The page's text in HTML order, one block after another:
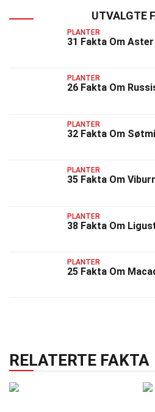
UTVALGTE
PLANTER
31 Fakta Om Aster
PLANTER
26 Fakta Om
PLANTER
32 Fakta Om
PLANTER
35 Fakta Om
PLANTER
38 Fakta Om
PLANTER
25 Fakta Om
RELATERTE FAKTA